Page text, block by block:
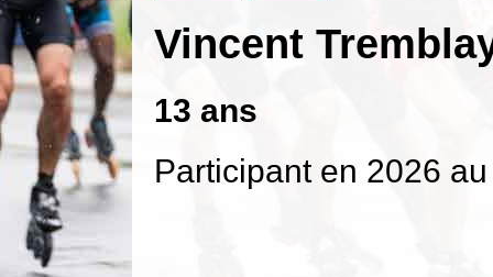
Vincent
13 ans
Participant en 2026